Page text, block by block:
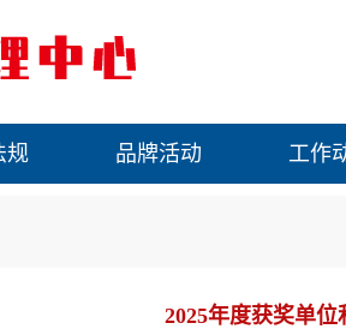
规 品牌活动 工作
2025年度获奖单位